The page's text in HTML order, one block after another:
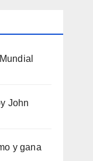
John
y gana